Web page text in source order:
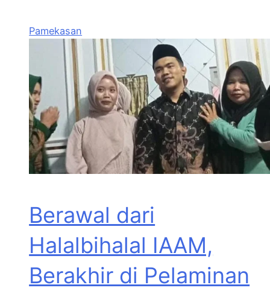
Pamekasan
Berawal dari
Halalbihalal IAAM,
Berakhir di Pelaminan